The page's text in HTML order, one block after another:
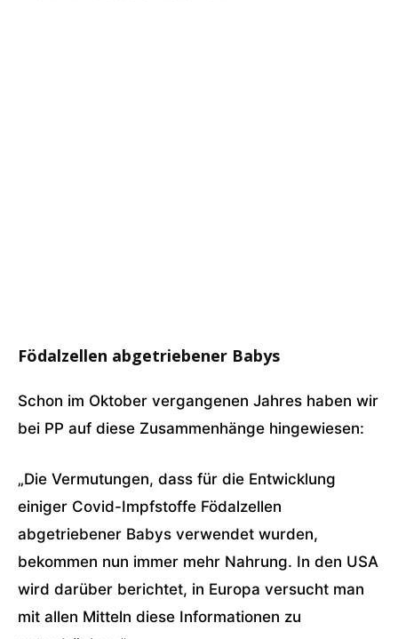
Födalzellen abgetriebener Babys
Schon im Oktober vergangenen Jahres haben wir
bei PP auf diese Zusammenhänge hingewiesen:
„Die Vermutungen, dass für die Entwicklung
einiger Covid-Impfstoffe Födalzellen
abgetriebener Babys verwendet wurden,
bekommen nun immer mehr Nahrung. In den USA
wird darüber berichtet, in Europa versucht man
mit allen Mitteln diese Informationen zu